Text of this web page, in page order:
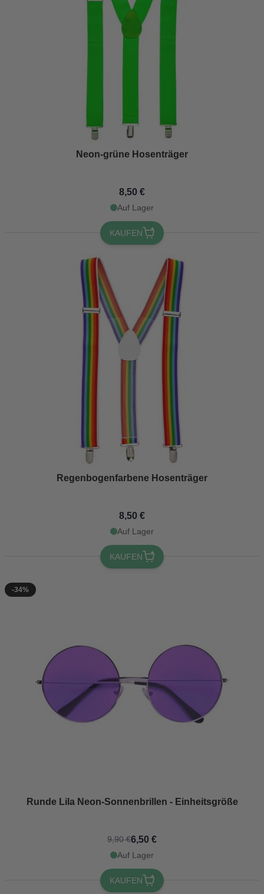
Neon-grüne Hosenträger
8,50 €
Auf Lager
KAUFEN
Regenbogenfarbene Hosenträger
8,50 €
Auf Lager
KAUFEN
-34%
Runde Lila Neon-Sonnenbrillen - Einheitsgröße
9,90 €6,50 €
Auf Lager
KAUFEN